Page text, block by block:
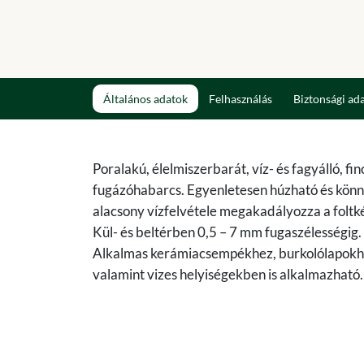
Általános adatok Felhasználás Biztonsági
Poralakú, élelmiszerbarát, víz- és fagyálló,
fugázóhabarcs. Egyenletesen húzható és
alacsony vízfelvétele megakadályozza a
Kül- és beltérben 0,5 – 7 mm
Alkalmas kerámiacsempékhez,
valamint vizes helyiségekben is